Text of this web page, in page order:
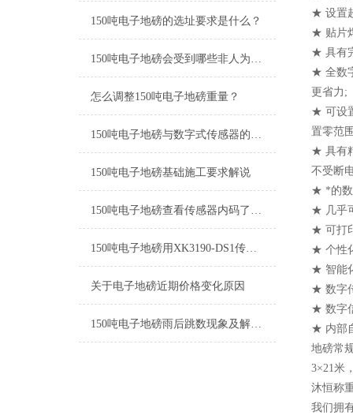
150吨电子地磅的选址要求是什么？
150吨电子地磅会受到哪些非人为干扰？
怎么调整150吨电子地磅重量？
150吨电子地磅与数字式传感器的安装调式
150吨电子地磅基础施工要求解说
150吨电子地磅查看传感器内码了解秤体安装情况
150吨电子地磅用XK3190-DS1传感器如何设置
关于电子地磅近期价格变化原因
150吨电子地磅雨后跳数现象及解决方法
★ 设置
★ 贴片
★ 具有
★ 全数
更省力;
★ 可设
置零范
★ 具有
不受断
★ *的数
★ 几乎
★ 可打
★ 个性
★ 智能
★ 数字
★ 数字
★ 内部
地磅常
3×21米
沐恒称
我们拥